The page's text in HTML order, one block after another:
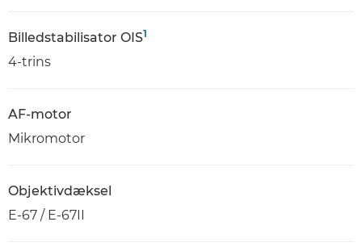
Billedstabilisator OIS1
4-trins
AF-motor
Mikromotor
Objektivdæksel
E-67 / E-67II